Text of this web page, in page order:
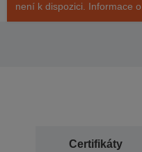
není k dispozici. Informace
Certifikáty